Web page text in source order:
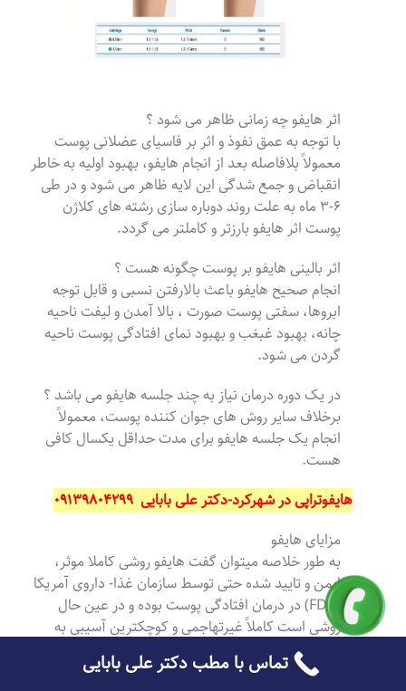
اثر هایفو چه زمانی ظاهر می شود ؟
با توجه به عمق نفوذ و اثر بر فاسیای عضلانی پوست
معمولاً بلافاصله بعد از انجام هایفو، بهبود اولیه به خاطر
انقباض و جمع شدگی این لایه ظاهر می شود و در طی
۶-۳ ماه به علت روند دوباره سازی رشته های کلاژن
پوست اثر هایفو بارزتر و کاملتر می گردد.
اثر بالینی هایفو بر پوست چگونه هست ؟
انجام صحیح هایفو باعث بالارفتن نسبی و قابل توجه
ابروها، سفتی پوست صورت ، بالا آمدن و لیفت ناحیه
چانه، بهبود غبغب و بهبود نمای افتادگی پوست ناحیه
گردن می شود.
در یک دوره درمان نیاز به چند جلسه هایفو می باشد ؟
برخلاف سایر روش های جوان کننده پوست، معمولاً
انجام یک جلسه هایفو برای مدت حداقل یکسال کافی
هست.
هایفوتراپی در شهرکرد-دکتر علی بابایی ۰۹۱۳۹۸۰۴۲۹۹
مزایای هایفو
به طور خلاصه میتوان گفت هایفو روشی کاملا موثر،
ایمن و تایید شده حتی توسط سازمان غذا- داروی آمریکا
(FDA) در درمان افتادگی پوست بوده و در عین حال
روشی است کاملاً غیرتهاجمی و کوچکترین آسیبی به
سطح پوست نمی زند. برخلاف روش های جراحی و لیزر،
بعد از انجام هایفو شواهدی از برش، بخیه، کبودی،
تماس با مطب دکتر علی بابایی